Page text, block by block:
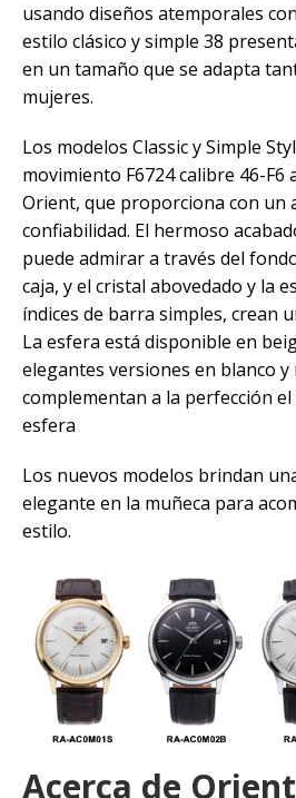
usando diseños atemporales
estilo clásico y simple 38
en un tamaño que se adapta
mujeres.
Los modelos Classic y Simple
movimiento F6724 calibre 46-
Orient, que proporciona con un
confiabilidad. El hermoso
puede admirar a través del
caja, y el cristal abovedado y la
índices de barra simples, crean
La esfera está disponible en
elegantes versiones en blanco y
complementan a la perfección
esfera
Los nuevos modelos brindan
elegante en la muñeca para
estilo.
Acerca de Orient